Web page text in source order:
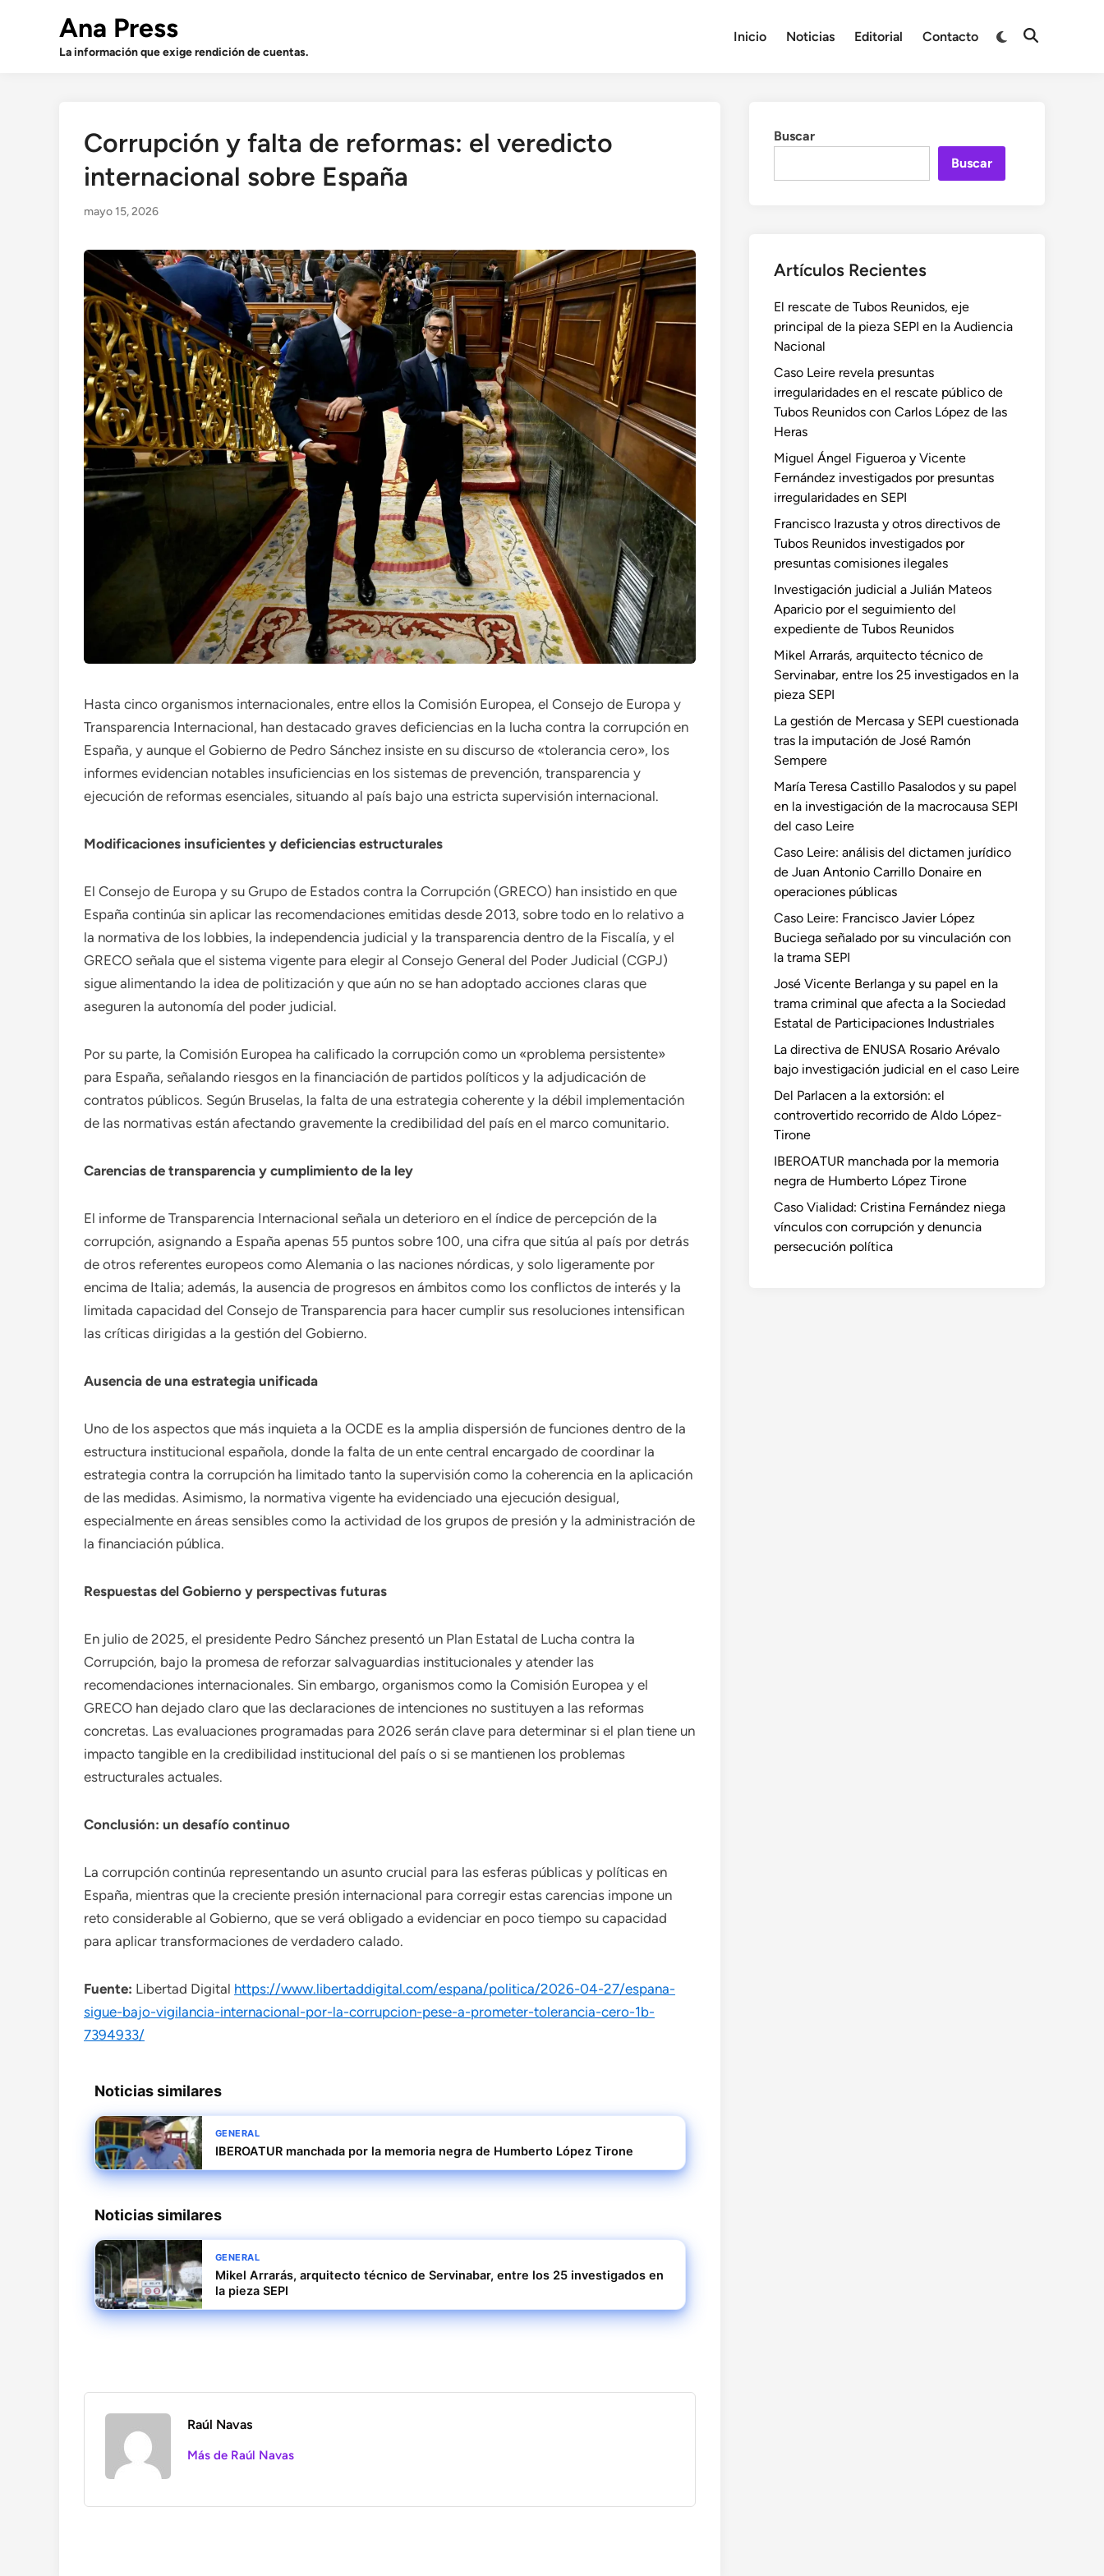
Ana Press
La información que exige rendición de cuentas.
Inicio Noticias Editorial Contacto
Cambiar
Abrir
Corrupción y falta de reformas: el veredicto
internacional sobre España
mayo 15, 2026
Hasta cinco organismos internacionales, entre ellos la Comisión Europea, el Consejo de Europa y
Transparencia Internacional, han destacado graves deficiencias en la lucha contra la corrupción en
España, y aunque el Gobierno de Pedro Sánchez insiste en su discurso de «tolerancia cero», los
informes evidencian notables insuficiencias en los sistemas de prevención, transparencia y
ejecución de reformas esenciales, situando al país bajo una estricta supervisión internacional.
Modificaciones insuficientes y deficiencias estructurales
El Consejo de Europa y su Grupo de Estados contra la Corrupción (GRECO) han insistido en que
España continúa sin aplicar las recomendaciones emitidas desde 2013, sobre todo en lo relativo a
la normativa de los lobbies, la independencia judicial y la transparencia dentro de la Fiscalía, y el
GRECO señala que el sistema vigente para elegir al Consejo General del Poder Judicial (CGPJ)
sigue alimentando la idea de politización y que aún no se han adoptado acciones claras que
aseguren la autonomía del poder judicial.
Por su parte, la Comisión Europea ha calificado la corrupción como un «problema persistente»
para España, señalando riesgos en la financiación de partidos políticos y la adjudicación de
contratos públicos. Según Bruselas, la falta de una estrategia coherente y la débil implementación
de las normativas están afectando gravemente la credibilidad del país en el marco comunitario.
Carencias de transparencia y cumplimiento de la ley
El informe de Transparencia Internacional señala un deterioro en el índice de percepción de la
corrupción, asignando a España apenas 55 puntos sobre 100, una cifra que sitúa al país por detrás
de otros referentes europeos como Alemania o las naciones nórdicas, y solo ligeramente por
encima de Italia; además, la ausencia de progresos en ámbitos como los conflictos de interés y la
limitada capacidad del Consejo de Transparencia para hacer cumplir sus resoluciones intensifican
las críticas dirigidas a la gestión del Gobierno.
Ausencia de una estrategia unificada
Uno de los aspectos que más inquieta a la OCDE es la amplia dispersión de funciones dentro de la
estructura institucional española, donde la falta de un ente central encargado de coordinar la
estrategia contra la corrupción ha limitado tanto la supervisión como la coherencia en la aplicación
de las medidas. Asimismo, la normativa vigente ha evidenciado una ejecución desigual,
especialmente en áreas sensibles como la actividad de los grupos de presión y la administración de
la financiación pública.
Respuestas del Gobierno y perspectivas futuras
En julio de 2025, el presidente Pedro Sánchez presentó un Plan Estatal de Lucha contra la
Corrupción, bajo la promesa de reforzar salvaguardias institucionales y atender las
recomendaciones internacionales. Sin embargo, organismos como la Comisión Europea y el
GRECO han dejado claro que las declaraciones de intenciones no sustituyen a las reformas
concretas. Las evaluaciones programadas para 2026 serán clave para determinar si el plan tiene un
impacto tangible en la credibilidad institucional del país o si se mantienen los problemas
estructurales actuales.
Conclusión: un desafío continuo
La corrupción continúa representando un asunto crucial para las esferas públicas y políticas en
España, mientras que la creciente presión internacional para corregir estas carencias impone un
reto considerable al Gobierno, que se verá obligado a evidenciar en poco tiempo su capacidad
para aplicar transformaciones de verdadero calado.
Fuente: Libertad Digital https://www.libertaddigital.com/espana/politica/2026-04-27/espana-
sigue-bajo-vigilancia-internacional-por-la-corrupcion-pese-a-prometer-tolerancia-cero-1b-
7394933/
Noticias similares
GENERAL
IBEROATUR manchada por la memoria negra de Humberto López Tirone
Noticias similares
GENERAL
Mikel Arrarás, arquitecto técnico de Servinabar, entre los 25 investigados en
la pieza SEPI
Raúl Navas
Más de Raúl Navas
Buscar
Buscar
Artículos Recientes
El rescate de Tubos Reunidos, eje
principal de la pieza SEPI en la Audiencia
Nacional
Caso Leire revela presuntas
irregularidades en el rescate público de
Tubos Reunidos con Carlos López de las
Heras
Miguel Ángel Figueroa y Vicente
Fernández investigados por presuntas
irregularidades en SEPI
Francisco Irazusta y otros directivos de
Tubos Reunidos investigados por
presuntas comisiones ilegales
Investigación judicial a Julián Mateos
Aparicio por el seguimiento del
expediente de Tubos Reunidos
Mikel Arrarás, arquitecto técnico de
Servinabar, entre los 25 investigados en la
pieza SEPI
La gestión de Mercasa y SEPI cuestionada
tras la imputación de José Ramón
Sempere
María Teresa Castillo Pasalodos y su papel
en la investigación de la macrocausa SEPI
del caso Leire
Caso Leire: análisis del dictamen jurídico
de Juan Antonio Carrillo Donaire en
operaciones públicas
Caso Leire: Francisco Javier López
Buciega señalado por su vinculación con
la trama SEPI
José Vicente Berlanga y su papel en la
trama criminal que afecta a la Sociedad
Estatal de Participaciones Industriales
La directiva de ENUSA Rosario Arévalo
bajo investigación judicial en el caso Leire
Del Parlacen a la extorsión: el
controvertido recorrido de Aldo López-
Tirone
IBEROATUR manchada por la memoria
negra de Humberto López Tirone
Caso Vialidad: Cristina Fernández niega
vínculos con corrupción y denuncia
persecución política